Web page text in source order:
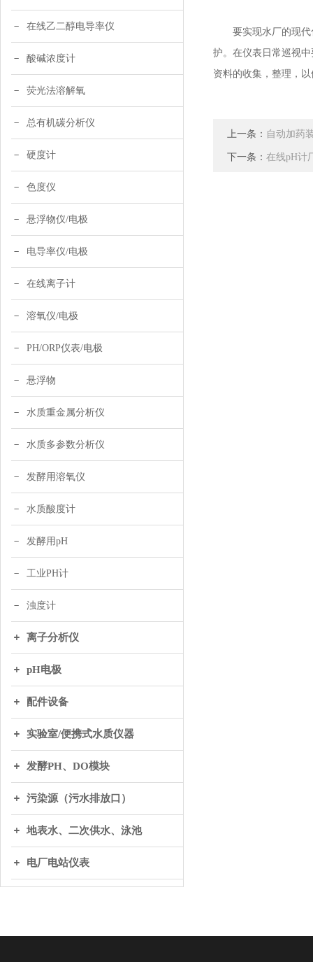
在线乙二醇电导率仪
酸碱浓度计
荧光法溶解氧
总有机碳分析仪
硬度计
色度仪
悬浮物仪/电极
电导率仪/电极
在线离子计
溶氧仪/电极
PH/ORP仪表/电极
悬浮物
水质重金属分析仪
水质多参数分析仪
发酵用溶氧仪
水质酸度计
发酵用pH
工业PH计
浊度计
离子分析仪
pH电极
配件设备
实验室/便携式水质仪器
发酵PH、DO模块
污染源（污水排放口）
地表水、二次供水、泳池
电厂电站仪表
要实现水厂的现代化
护。在仪表日常巡视
资料的收集，整理，
上一条： 自动加药
下一条： 在线pH计